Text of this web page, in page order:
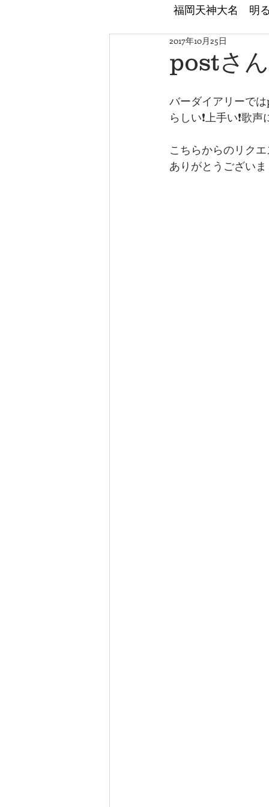
福岡天神大名 明
postさ
2017年10月25日
バーダイアリーで
らしい❗上手い❗歌
こちらからのリク
ありがとうございま